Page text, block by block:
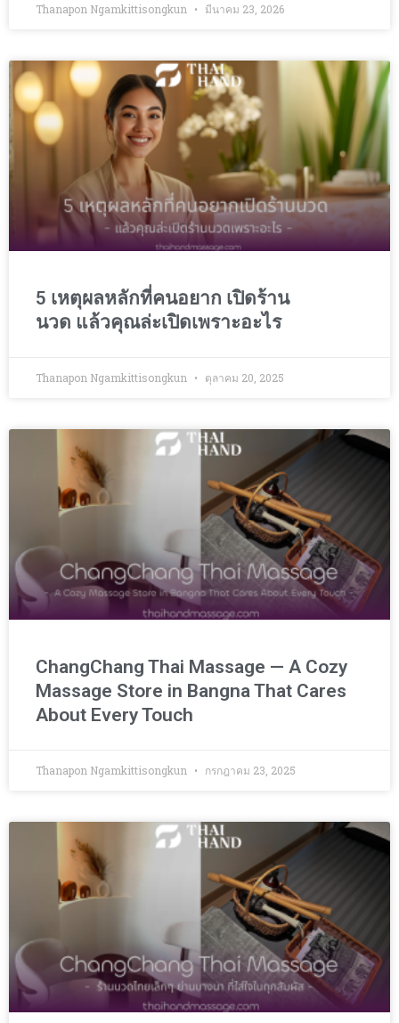
Thanapon Ngamkittisongkun มีนาคม 23, 2026
5 เหตุผลหลักที่คนอยาก เปิดร้าน
นวด แล้วคุณล่ะเปิดเพราะอะไร
Thanapon Ngamkittisongkun ตุลาคม 20, 2025
ChangChang Thai Massage — A Cozy
Massage Store in Bangna That Cares
About Every Touch
Thanapon Ngamkittisongkun กรกฎาคม 23, 2025